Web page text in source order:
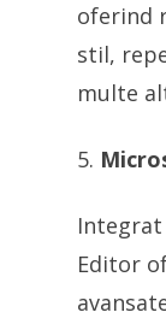
oferind
stil,
multe
Editor